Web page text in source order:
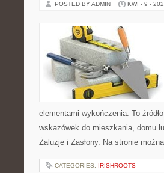
POSTED BY ADMIN KWI - 9 -
elementami wykończenia. To
wskazówek do mieszkania, domu
Żaluzje i Zasłony. Na stronie
CATEGORIES: IRISHROOTS